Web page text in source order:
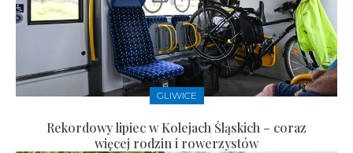
GLIWICE
Rekordowy lipiec w Kolejach Śląskich – coraz
więcej rodzin i rowerzystów